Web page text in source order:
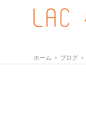
ホーム ブログ